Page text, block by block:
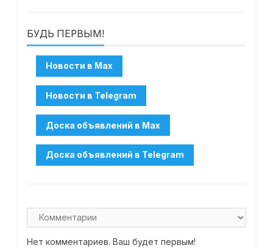
БУДЬ ПЕРВЫМ!
Нет комментариев. Ваш будет первым!